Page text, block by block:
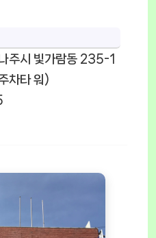
주시 빛가람동 235-1
차타 워)